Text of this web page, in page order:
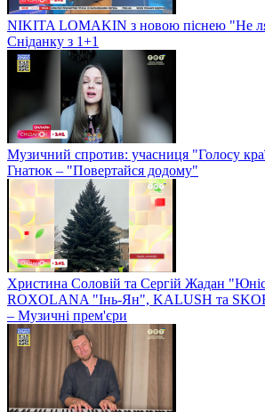
NIKITA LOMAKIN з новою піснею "Не
Сніданку з 1+1
Музичний спротив: учасниця "Голосу
Гнатюк – "Повертайся додому"
Христина Соловій та Сергій Жадан
ROXOLANA "Інь-Ян", KALUSH та
– Музичні прем'єри